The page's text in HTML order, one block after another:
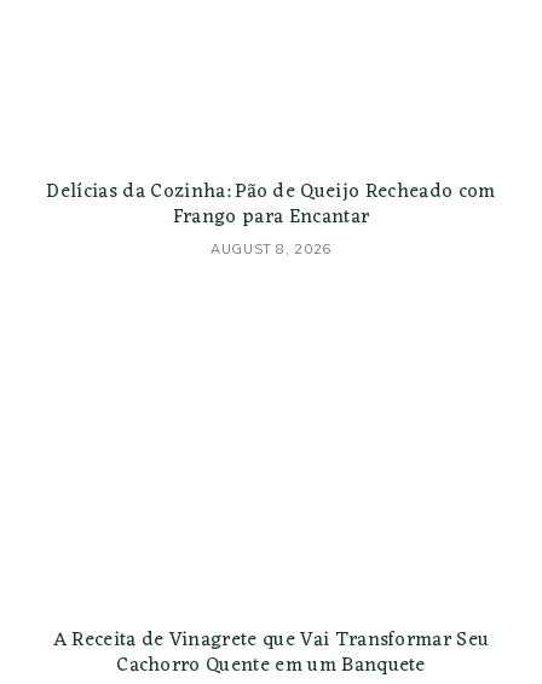
Delícias da Cozinha: Pão de Queijo Recheado com
Frango para Encantar
AUGUST 8, 2026
A Receita de Vinagrete que Vai Transformar Seu
Cachorro Quente em um Banquete